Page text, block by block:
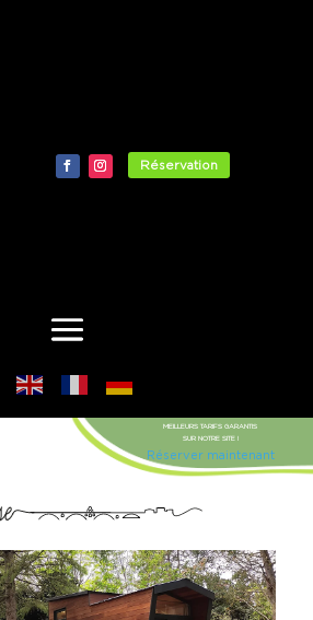
Réservation
MEILLEURS TARIFS GARANTIS
SUR NOTRE SITE !
Réserver maintenant